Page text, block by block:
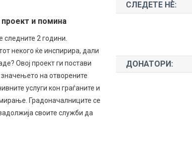
и помина
2 години.
некого ќе инспирира, дали
Овој проект ги постави
на отворените
услуги кон граѓаните и
Градоначалниците се
своите служби да
СЛЕДЕТЕ НЀ:
ДОНАТОРИ: